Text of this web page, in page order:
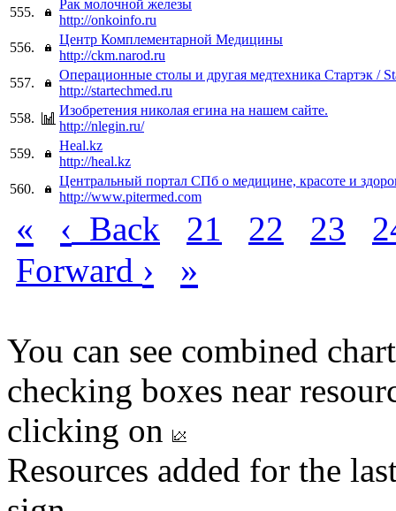
555.
Рак молочной железы
http://onkoinfo.ru
556.
Центр Комплементарной Медицины
http://ckm.narod.ru
557.
Операционные столы и другая медтехника Стартэк /
http://startechmed.ru
558.
Изобретения николая егина на нашем сайте.
http://nlegin.ru/
559.
Heal.kz
http://heal.kz
560.
Центральный портал СПб о медицине, красоте и
http://www.pitermed.com
« ‹ Back 21 22 23
Forward › »
You can see combined
checking boxes near
clicking on
Resources added for the